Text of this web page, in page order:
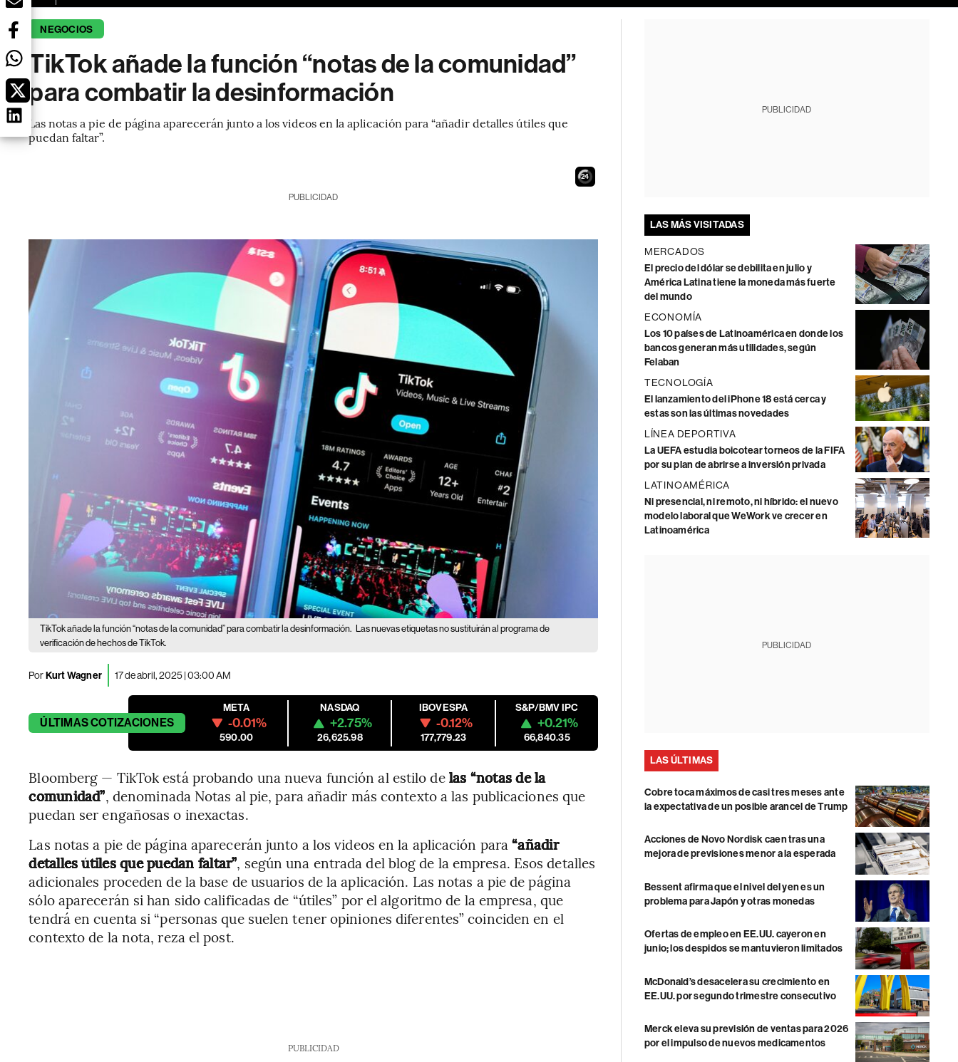
NEGOCIOS
TikTok añade la función “notas de la comunidad”
para combatir la desinformación
Las notas a pie de página aparecerán junto a los videos en la aplicación para “añadir detalles útiles que
puedan faltar”.
23
PUBLICIDAD
TikTok añade la función “notas de la comunidad” para combatir la desinformación. Las nuevas etiquetas no sustituirán al programa de
verificación de hechos de TikTok.
PorKurt Wagner 17 de abril, 2025 | 03:00 AM
ÚLTIMASCOTIZACIONES
META
-0.01%
590.00
NASDAQ
+2.75%
26,625.98
IBOVESPA
-0.12%
177,779.23
S&P/BMV IPC
+0.21%
66,840.35
Bloomberg — TikTok está probando una nueva función al estilo delas “notas de la
comunidad”, denominada Notas al pie, para añadir más contexto a las publicaciones que
puedan ser engañosas o inexactas.
Las notas a pie de página aparecerán junto a los videos en la aplicación para“añadir
detalles útiles que puedan faltar”, según una entrada del blog de la empresa. Esos detalles
adicionales proceden de la base de usuarios de la aplicación. Las notas a pie de página
sólo aparecerán si han sido calificadas de “útiles” por el algoritmo de la empresa, que
tendrá en cuenta si “personas que suelen tener opiniones diferentes” coinciden en el
contexto de la nota, reza el post.
PUBLICIDAD
PUBLICIDAD
LAS MÁS VISITADAS
MERCADOS
El precio del dólar se debilita en julio y
América Latina tiene la moneda más fuerte
del mundo
ECONOMÍA
Los 10 países de Latinoamérica en donde los
bancos generan más utilidades, según
Felaban
TECNOLOGÍA
El lanzamiento del iPhone 18 está cerca y
estas son las últimas novedades
LÍNEA DEPORTIVA
La UEFA estudia boicotear torneos de la FIFA
por su plan de abrirse a inversión privada
LATINOAMÉRICA
Ni presencial, ni remoto, ni híbrido: el nuevo
modelo laboral que WeWork ve crecer en
Latinoamérica
PUBLICIDAD
LAS ÚLTIMAS
Cobre toca máximos de casi tres meses ante
la expectativa de un posible arancel de Trump
Acciones de Novo Nordisk caen tras una
mejora de previsiones menor a la esperada
Bessent afirma que el nivel del yen es un
problema para Japón y otras monedas
Ofertas de empleo en EE.UU. cayeron en
junio; los despidos se mantuvieron limitados
McDonald’s desacelera su crecimiento en
EE.UU. por segundo trimestre consecutivo
Merck eleva su previsión de ventas para 2026
por el impulso de nuevos medicamentos